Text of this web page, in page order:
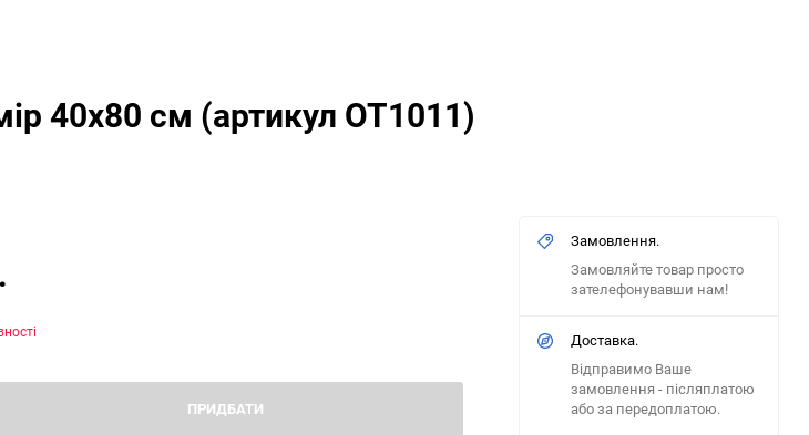
40x80 см (артикул OT1011)
Замовлення.
Замовляйте товар просто
зателефонувавши нам!
Доставка.
Відправимо Ваше
замовлення - післяплатою
або за передоплатою.
ПРИДБАТИ